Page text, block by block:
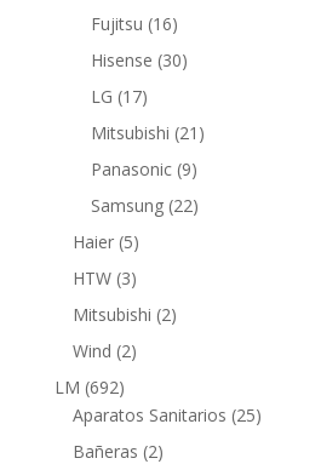
productos
Fujitsu 1616
productos
Hisense 3030
LG 1717
productos
Mitsubishi 21 21
Panasonic 99
productos
Samsung 2222
Haier 55
productos
HTW 33
productos
Mitsubishi 22
Wind 22
LM 692692
productos
Aparatos Sanitarios 2525
Bañeras 22